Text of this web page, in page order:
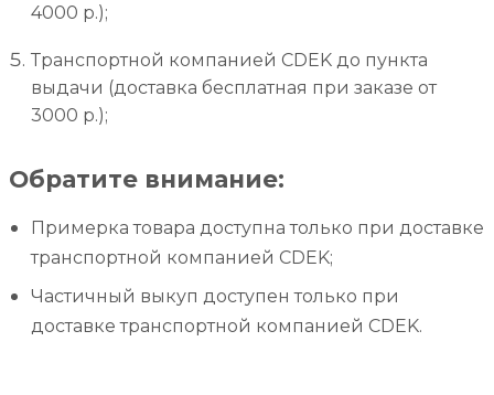
4000 р.);
Транспортной компанией CDEK до пункта
выдачи (доставка бесплатная при заказе от
3000 р.);
Обратите внимание:
Примерка товара доступна только при доставке
транспортной компанией CDEK;
Частичный выкуп доступен только при
доставке транспортной компанией CDEK.